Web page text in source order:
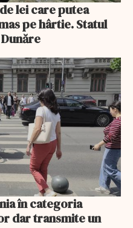
lei care putea
pe hârtie. Statul
în categoria
dar transmite un